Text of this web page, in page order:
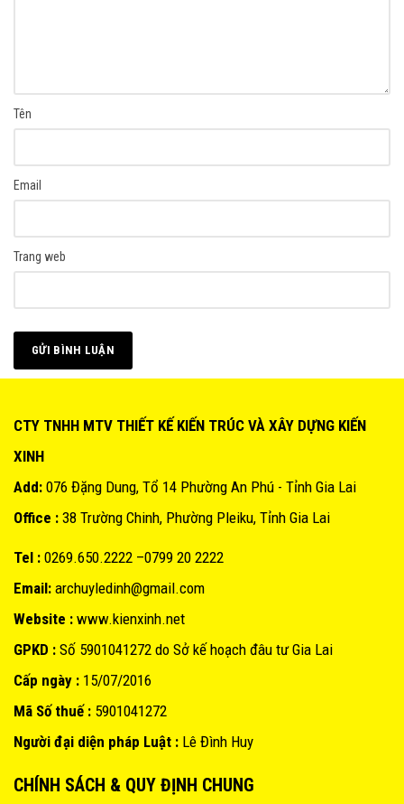
Tên
Email
Trang web
CTY TNHH MTV THIẾT KẾ KIẾN TRÚC VÀ XÂY DỰNG KIẾN
XINH
Add: 076 Đặng Dung, Tổ 14 Phường An Phú - Tỉnh Gia Lai
Office : 38 Trường Chinh, Phường Pleiku, Tỉnh Gia Lai
Tel : 0269.650.2222 –0799 20 2222
Email: archuyledinh@gmail.com
Website : www.kienxinh.net
GPKD : Số 5901041272 do Sở kế hoạch đâu tư Gia Lai
Cấp ngày : 15/07/2016
Mã Số thuế : 5901041272
Người đại diện pháp Luật : Lê Đình Huy
CHÍNH SÁCH & QUY ĐỊNH CHUNG